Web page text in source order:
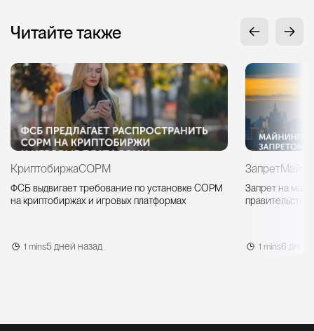
Читайте также
КриптобиржаСОРМ
ФСБ выдвигает требование по установке СОРМ
на криптобиржах и игровых платформах
1 mins5 дней назад
Запрет
Запрет на
правительство
1 mins6 дней